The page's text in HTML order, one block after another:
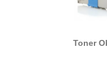
Toner